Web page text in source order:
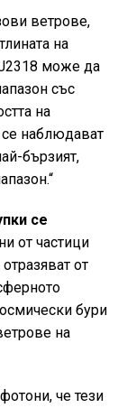
ветрове,
на
J2318 може да
със
на
се наблюдават
бързият,
се
от частици
от
бури
на
че тези